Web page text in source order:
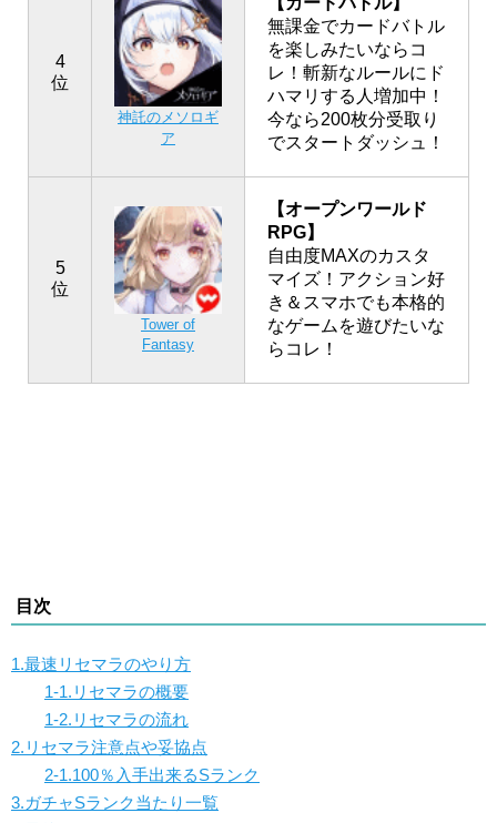
4
位
神託のメソロギ
ア
無課金でカードバトル
を楽しみたいならコ
レ！斬新なルールにド
ハマリする人増加中！
今なら200枚分受取り
でスタートダッシュ！
5
位
Tower of
Fantasy
【オープンワールド
RPG】
自由度MAXのカスタ
マイズ！アクション好
き＆スマホでも本格的
なゲームを遊びたいな
らコレ！
目次
1.最速リセマラのやり方
1-1.リセマラの概要
1-2.リセマラの流れ
2.リセマラ注意点や妥協点
2-1.100％入手出来るSランク
3.ガチャSランク当たり一覧